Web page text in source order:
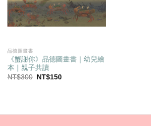
品德圖畫書
《蟹謝你》品德圖畫書｜幼兒繪
本｜親子共讀
NT$300
原
NT$150目